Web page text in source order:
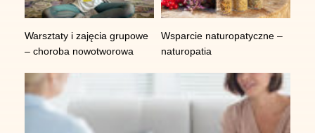
Warsztaty i zajęcia grupowe
– choroba nowotworowa
Wsparcie naturopatyczne –
naturopatia